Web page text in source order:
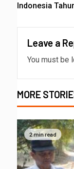
Indonesia
Leave a
You must be
MORE
2 min read